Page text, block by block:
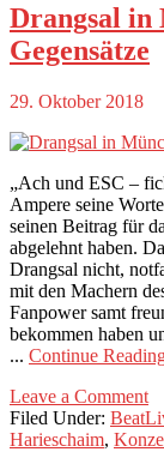
Drangsal in
Gegensätze
29. Oktober 2018
„Ach und ESC –
Ampere seine
seinen Beitrag für
abgelehnt haben.
Drangsal nicht,
mit den Machern
Fanpower samt
bekommen haben
... Continue
Leave a Comment
Filed Under:
Harieschaim,